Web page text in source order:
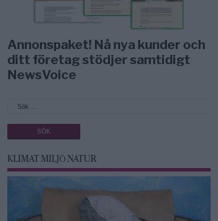
Annonspaket! Nå nya kunder och
ditt företag stödjer samtidigt
NewsVoice
KLIMAT MILJÖ NATUR